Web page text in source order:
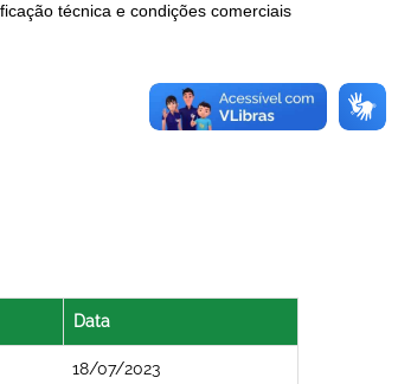
técnica e condições comerciais
Data
18/07/2023